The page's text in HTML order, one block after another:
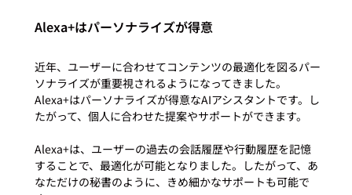
Alexa+はパーソナライズが得意
近年、ユーザーに合わせてコンテンツの最適化を図るパー
ソナライズが重要視されるようになってきました。
Alexa+はパーソナライズが得意なAIアシスタントです。し
たがって、個人に合わせた提案やサポートができます。
Alexa+は、ユーザーの過去の会話履歴や行動履歴を記憶
することで、最適化が可能となりました。したがって、あ
なただけの秘書のように、きめ細かなサポートも可能で